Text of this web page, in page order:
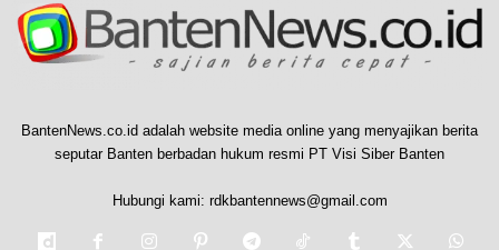
BantenNews.co.id adalah website media online yang menyajikan berita
seputar Banten berbadan hukum resmi PT Visi Siber Banten
Hubungi kami: rdkbantennews@gmail.com